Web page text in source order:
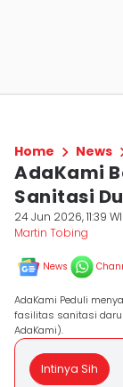
Home News
AdaKami
Sanitasi
24 Jun 2026, 11:39
Martin Tobing
News
AdaKami Peduli
fasilitas sanitasi
AdaKami).
Intinya Sih